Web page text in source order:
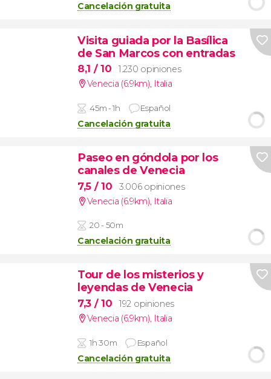
Cancelación gratuita
Visita guiada por la Basílica
de San Marcos con entradas
8,1 / 10
1.230 opiniones
Venecia (6.9km), Italia
45m - 1h Español
Cancelación gratuita
Paseo en góndola por los
canales de Venecia
7,5 / 10
3.006 opiniones
Venecia (6.9km) Italia
20 - 50m
Cancelación gratuita
Tour de los misterios y
leyendas de Venecia
7,3 / 10
192 opiniones
Venecia (6.9km), Italia
1h 30m Español
Cancelación gratuita